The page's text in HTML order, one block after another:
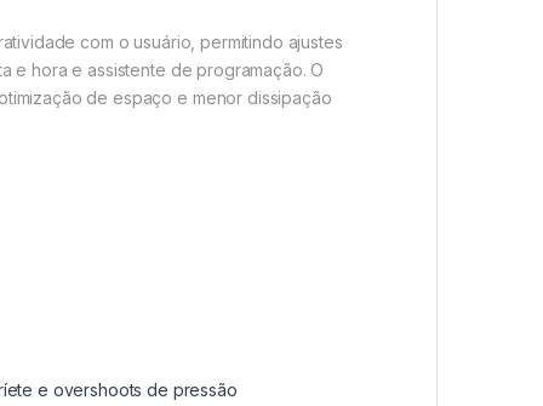
com o usuário, permitindo ajustes
e hora e assistente de programação. O
de espaço e menor dissipação
e overshoots de pressão